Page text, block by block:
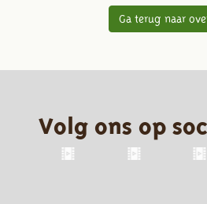
Ga terug naar
Volg ons op